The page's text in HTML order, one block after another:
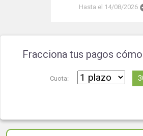
Hasta el 14/08/2026
Fracciona tus pagos
Cuota: